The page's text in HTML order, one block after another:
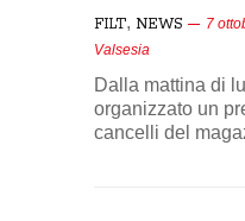
FILT, NEWS 7
Valsesia
Dalla mattina di
organizzato un
cancelli del